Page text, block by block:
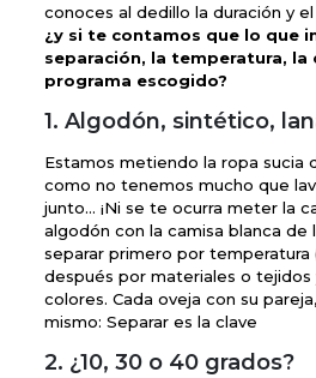
conoces al dedillo la duración y
¿y si te contamos que lo que
separación, la temperatura, la
programa escogido?
1. Algodón, sintético,
Estamos metiendo la ropa sucia
como no tenemos mucho que
junto… ¡Ni se te ocurra meter la
algodón con la camisa blanca de
separar primero por temperatura
después por materiales o
colores. Cada oveja con su
mismo: Separar es la clave
2. ¿10, 30 o 40 grados?